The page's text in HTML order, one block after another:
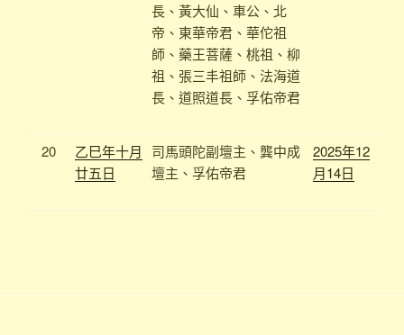
長、 黃大仙、 車公、北
帝、 東華帝君、 華佗祖
師、藥王菩薩、 桃祖、柳
祖、 張三丰祖師、 法海道
長、道照道長、孚佑帝君
20
乙巳年十月
廿五日
司馬頭陀副壇主、龔中成
壇主、 孚佑帝君
2025年12
月14日